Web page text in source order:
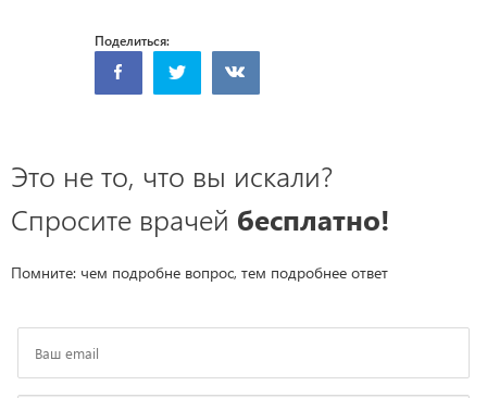
Поделиться:
Это не то, что вы искали?
Спросите врачей бесплатно!
Помните: чем подробне вопрос, тем подробнее ответ